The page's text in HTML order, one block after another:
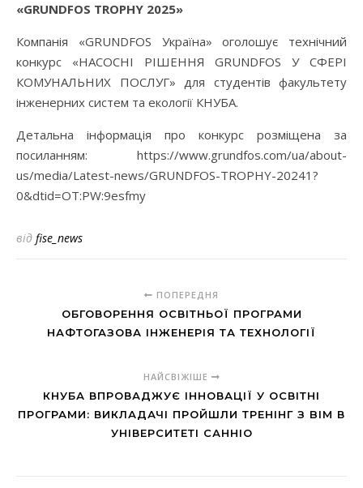
«GRUNDFOS TROPHY 2025»
Компанія «GRUNDFOS Україна» оголошує технічний
конкурс «НАСОСНІ РІШЕННЯ GRUNDFOS У СФЕРІ
КОМУНАЛЬНИХ ПОСЛУГ» для студентів факультету
інженерних систем та екології КНУБА.
Детальна інформація про конкурс розміщена за
посиланням: https://www.grundfos.com/ua/about-
us/media/Latest-news/GRUNDFOS-TROPHY-20241?
0&dtid=OT:PW:9esfmy
від fise_news
ПОПЕРЕДНЯ
ОБГОВОРЕННЯ ОСВІТНЬОЇ ПРОГРАМИ
НАФТОГАЗОВА ІНЖЕНЕРІЯ ТА ТЕХНОЛОГІЇ
НАЙСВІЖІШЕ
КНУБА ВПРОВАДЖУЄ ІННОВАЦІЇ У ОСВІТНІ
ПРОГРАМИ: ВИКЛАДАЧІ ПРОЙШЛИ ТРЕНІНГ З BIM В
УНІВЕРСИТЕТІ САННІО